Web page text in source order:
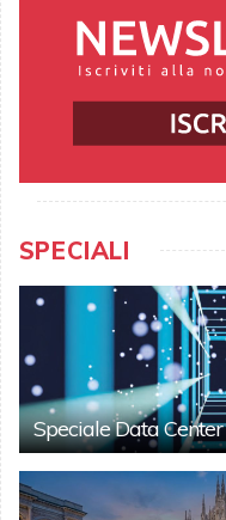
SPECIALI
Speciale Data Center